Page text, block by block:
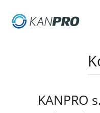
KANPRO